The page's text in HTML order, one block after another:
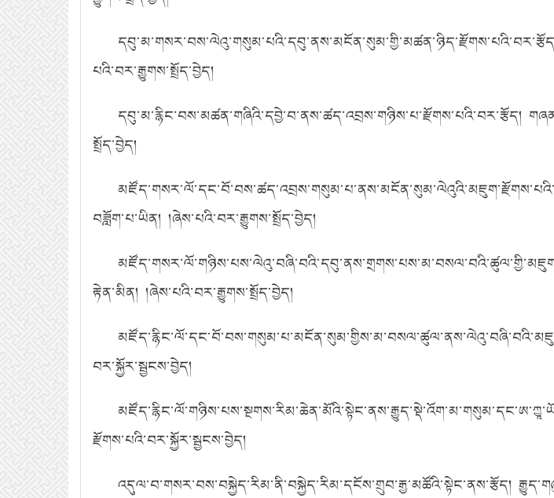
པའི་བར་རྒྱུགས་སྤྲོད་བྱེད།
དབུ་མ་རྙིང་བས་མཚན་གཞིའི་དབྱེ་བ་ནས་ཚད་འབྲས་གཉིས་པ་རྫོགས་པའི་བར་རྩོད།
སྤྲོད་བྱེད།
བཟློག་པ་ཡིན། །ཞེས་པའི་བར་རྒྱུགས་སྤྲོད་བྱེད།
རྟེན་མིན། །ཞེས་པའི་བར་རྒྱུགས་སྤྲོད་བྱེད།
བར་སྐྱོར་སྦྱངས་བྱེད།
རྫོགས་པའི་བར་སྐྱོར་སྦྱངས་བྱེད།
འདུལ་བ་གསར་བས་བསྐྱེད་རིམ་ནི་བསྐྱེད་རིམ་དངོས་གྲུབ་རྒྱ་མཚོའི་སྟེང་ནས་རྩོད།